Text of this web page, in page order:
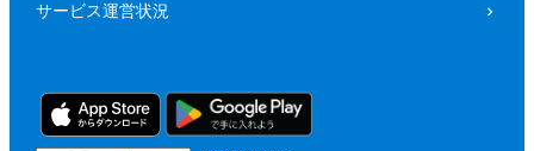
サービス運営状況